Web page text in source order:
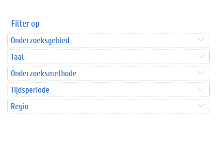
Filter op
Onderzoeksgebied
Taal
Onderzoeksmethode
Tijdsperiode
Regio